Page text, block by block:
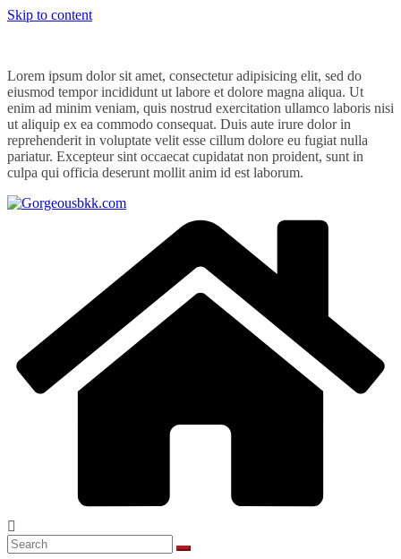
Skip to content
Lorem ipsum dolor sit amet, consectetur adipisicing elit, sed do
eiusmod tempor incididunt ut labore et dolore magna aliqua. Ut
enim ad minim veniam, quis nostrud exercitation ullamco laboris nisi
ut aliquip ex ea commodo consequat. Duis aute irure dolor in
reprehenderit in voluptate velit esse cillum dolore eu fugiat nulla
pariatur. Excepteur sint occaecat cupidatat non proident, sunt in
culpa qui officia deserunt mollit anim id est laborum.